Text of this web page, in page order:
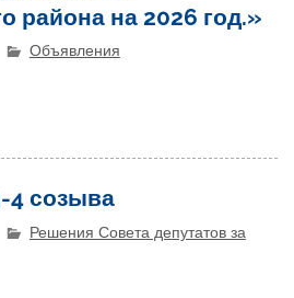
района на 2026 год.»
Объявления
4 созыва
Решения Совета депутатов за